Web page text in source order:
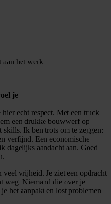
aan het werk
je
echt respect. Met een truck
een drukke bouwwerf op
skills. Ik ben trots om te zeggen:
verfijnd. Een economische
dagelijks aandacht aan. Goed
veel vrijheid. Je ziet een opdracht
weg. Niemand die over je
het aanpakt en lost problemen